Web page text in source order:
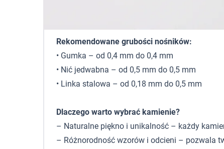
Rekomendowane grubości nośników:
• Gumka – od 0,4 mm do 0,4 mm
• Nić jedwabna – od 0,5 mm do 0,5 mm
• Linka stalowa – od 0,18 mm do 0,5 mm
Dlaczego warto wybrać kamienie?
– Naturalne piękno i unikalność – każdy
– Różnorodność wzorów i odcieni – pozwala